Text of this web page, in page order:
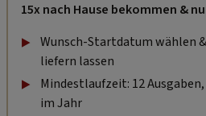
15x nach Hause bekommen &
Wunsch-Startdatum wählen
liefern lassen
Mindestlaufzeit: 12
im Jahr